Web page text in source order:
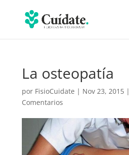
La osteopatía
por FisioCuidate | Nov 23, 2015|
Comentarios